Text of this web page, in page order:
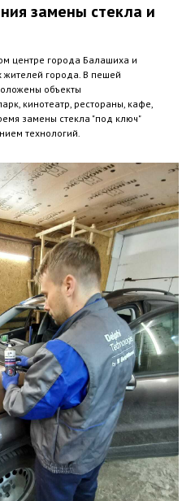
замены стекла и
центре города Балашиха и
города. В пешей
объекты
кинотеатр, рестораны, кафе,
замены стекла "под ключ"
технологий.